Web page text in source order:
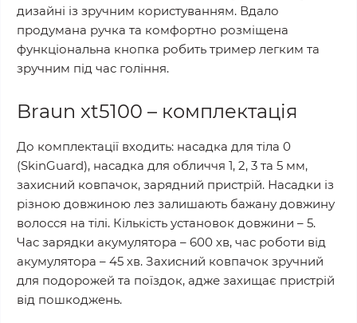
дизайні із зручним користуванням. Вдало
продумана ручка та комфортно розміщена
функціональна кнопка робить тример легким та
зручним під час гоління.
Braun xt5100 – комплектація
До комплектації входить: насадка для тіла 0
(SkinGuard), насадка для обличчя 1, 2, 3 та 5 мм,
захисний ковпачок, зарядний пристрій. Насадки із
різною довжиною лез залишають бажану довжину
волосся на тілі. Кількість установок довжини – 5.
Час зарядки акумулятора – 600 хв, час роботи від
акумулятора – 45 хв. Захисний ковпачок зручний
для подорожей та поїздок, адже захищає пристрій
від пошкоджень.